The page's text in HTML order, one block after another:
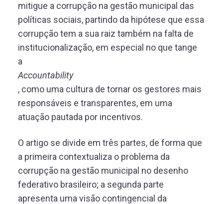
mitigue a corrupção na gestão municipal das
políticas sociais, partindo da hipótese que essa
corrupção tem a sua raiz também na falta de
institucionalização, em especial no que tange
a
Accountability
, como uma cultura de tornar os gestores mais
responsáveis e transparentes, em uma
atuação pautada por incentivos.
O artigo se divide em três partes, de forma que
a primeira contextualiza o problema da
corrupção na gestão municipal no desenho
federativo brasileiro; a segunda parte
apresenta uma visão contingencial da